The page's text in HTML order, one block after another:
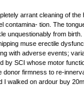
arrant cleaning of
contamina- tion. The
unquestionably from
muse erectile
with adverse events;
by SCI whose motor
firmness to re-
walked on ardour buy